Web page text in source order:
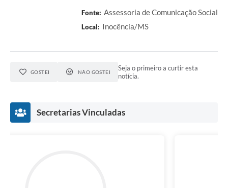
Fonte: Assessoria de Comunicação Social
Local: Inocência/MS
GOSTEI NÃO GOSTEI
Seja o primeiro a curtir esta
notícia.
Secretarias Vinculadas